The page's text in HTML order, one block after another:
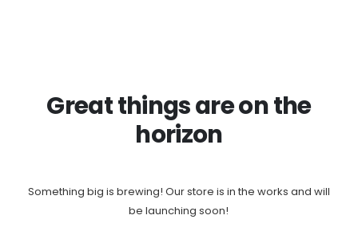
Great things are on the
horizon
Something big is brewing! Our store is in the works and will
be launching soon!